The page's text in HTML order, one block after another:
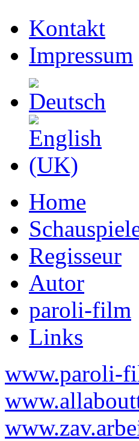
Kontakt
Impressum
Home
Regisseur
Autor
paroli-film
Links
www.paroli-